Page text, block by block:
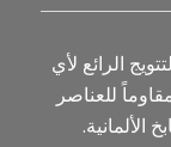
الرائع لأي
للعناصر
الألمانية.